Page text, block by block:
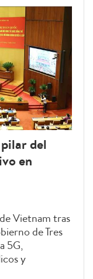
el
de
Digital
del
en
Vietnam tras
de Tres
5G,
y